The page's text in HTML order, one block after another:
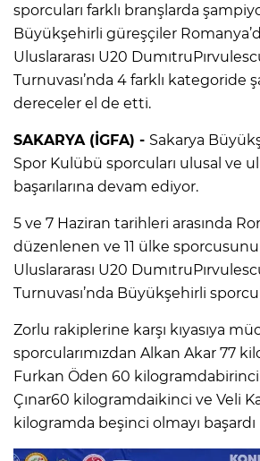
sporcuları farklı branşlarda
Büyükşehirli güreşçiler
Uluslararası U20
Turnuvası’nda 4 farklı kategoride
dereceler el de etti.
SAKARYA (İGFA) - Sakarya
Spor Kulübü sporcuları ulusal ve
başarılarına devam ediyor.
5 ve 7 Haziran tarihleri arasında
düzenlenen ve 11 ülke
Uluslararası U20
Turnuvası’nda Büyükşehirli
Zorlu rakiplerine karşı kıyasıya
sporcularımızdan Alkan Akar 77
Furkan Öden 60 kilogramdabirinci
Çınar60 kilogramdaikinci ve Veli
kilogramda beşinci olmayı başardı